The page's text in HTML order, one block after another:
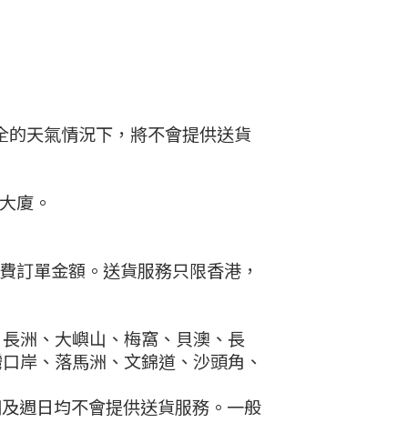
天氣情況下，將不會提供送貨
廈。
訂單金額。送貨服務只限香港，
洲、大嶼山、梅窩、貝澳、長
岸、落馬洲、文錦道、沙頭角、
週日均不會提供送貨服務。一般